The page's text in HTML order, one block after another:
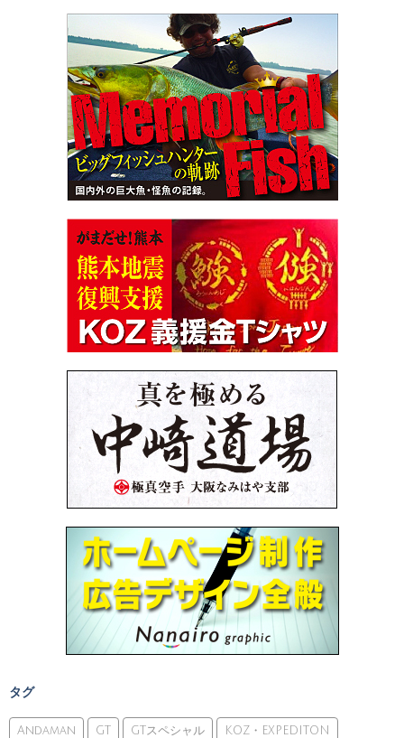
タグ
Andaman GT GTスペシャル KOZ・EXPEDITON